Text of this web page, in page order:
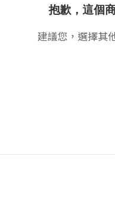
抱歉，這個
建議您，選擇其